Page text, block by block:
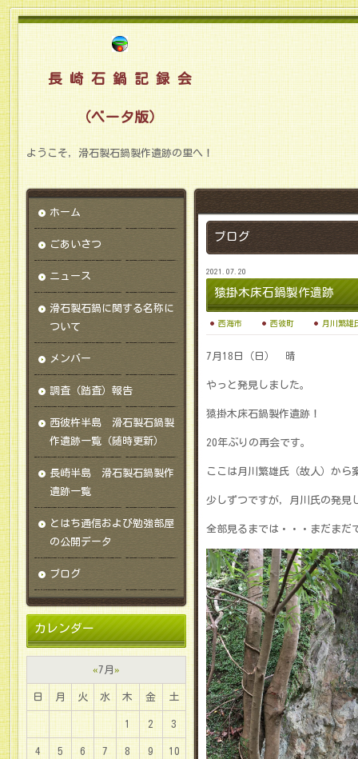
長 崎 石 鍋 記 録 会
（ベータ版）
ようこそ，滑石製石鍋製作遺跡の里へ！
ブログ
2021.07.20
猿掛木床石鍋製作遺跡
西海市 西彼町 月川繁雄
7月18日（日） 晴
やっと発見しました。
猿掛木床石鍋製作遺跡！
20年ぶりの再会です。
ここは月川繁雄氏（故人）から
少しずつですが，月川氏の発見
全部見るまでは・・・まだまだ
ホーム
ごあいさつ
ニュース
滑石製石鍋に関する名称に
ついて
メンバー
調査（踏査）報告
西彼杵半島 滑石製石鍋製
作遺跡一覧（随時更新）
長崎半島 滑石製石鍋製作
遺跡一覧
とはち通信および勉強部屋
の公開データ
ブログ
カレンダー
«7月»
日 月 火 水 木 金 土
1 2 3
4 5 6 7 8 9 10